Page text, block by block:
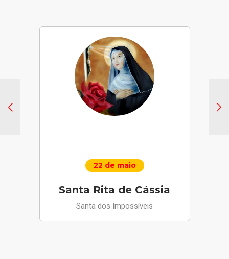
22 de maio
Santa Rita de Cássia
Santa dos Impossíveis